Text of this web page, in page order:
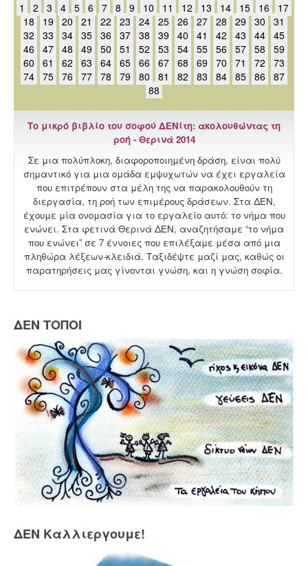
1
2 3 4 5 6 7 8 9 10 11 12 13 14 15 16
17
18
19 20 21 22 23 24 25 26 27 28 29 30
31
32
33 34 35 36 37 38 39 40 41 42 43 44 45
46
47 48 49 50 51 52 53 54 55 56 57 58
59
60
61 62 63 64 65 66 67 68 69 70 71 72
73
74 75 76 77 78 79 80 81 82 83 84 85 86
87
88
Το μικρό βιβλίο του σοφού ΔΕΝίτη: ακολουθώντας τη
ροή - Θερινά 2014
Σε μια πολύπλοκη, διαφοροποιημένη δράση, είναι πολύ
σημαντικό για μια ομάδα εμψυχωτών να έχει εργαλεία
που επιτρέπουν στα μέλη της να παρακολουθούν τη
διεργασία, τη ροή των επιμέρους δράσεων. Στα ΔΕΝ,
έχουμε μία ονομασία για το εργαλείο αυτό: το νήμα που
ενώνει. Στα φετινά Θερινά ΔΕΝ, αναζητήσαμε “το νήμα
που ενώνει” σε 7 έννοιες που επιλέξαμε μέσα από μια
πληθώρα λέξεων-κλειδιά. Ταξιδέψτε μαζί μας, καθώς οι
παρατηρήσεις μας γίνονται γνώση, και η γνώση σοφία.
ΔΕΝ ΤΟΠΟΙ
ΔΕΝ Καλλιεργουμε!